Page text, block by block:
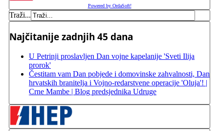
Powered by OrdaSoft!
Traži...
Najčitanije zadnjih 45 dana
U Petrinji proslavljen Dan vojne kapelanije 'Sveti Ilija
prorok'
Čestitam vam Dan pobjede i domovinske zahvalnosti, Dan
hrvatskih branitelja i Vojno-redarstvene operacije 'Oluja'! |
Crne Mambe | Blog predsjednika Udruge